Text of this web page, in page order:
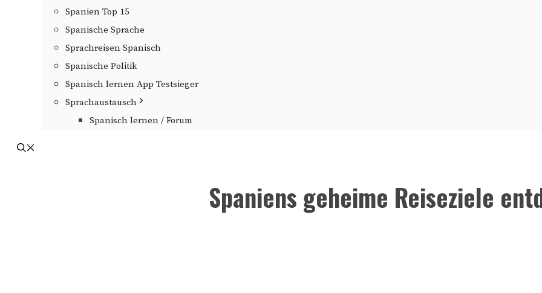
Spanien Top 15
Spanische Sprache
Sprachreisen Spanisch
Spanische Politik
Spanisch lernen App Testsieger
Sprachaustausch
Spanisch lernen / Forum
Spaniens geheime Reiseziele